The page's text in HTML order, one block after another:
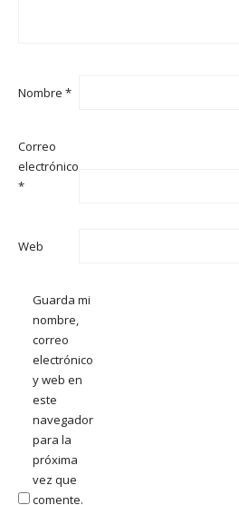
Nombre *
Correo
electrónico
*
Web
Guarda mi
nombre,
correo
electrónico
y web en
este
navegador
para la
próxima
vez que
comente.